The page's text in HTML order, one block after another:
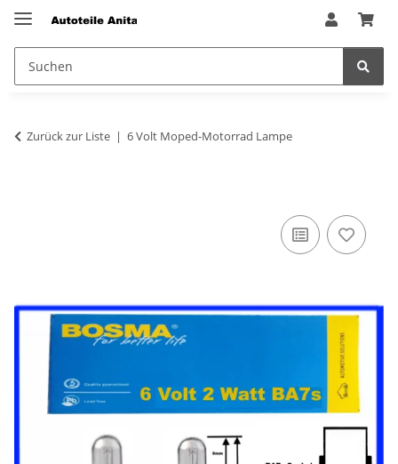
Zurück zur Liste 6 Volt Moped-Motorrad Lampe